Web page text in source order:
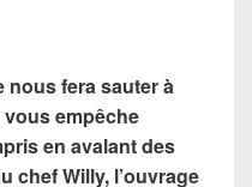
nous fera sauter à
vous empêche
en avalant des
chef Willy, l’ouvrage